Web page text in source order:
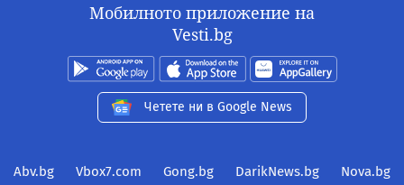
Мобилното приложение на
Vesti.bg
Четете ни в Google News
Abv.bg Vbox7.com Gong.bg DarikNews.bg Nova.bg